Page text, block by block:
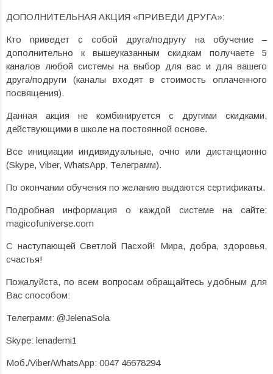
ДОПОЛНИТЕЛЬНАЯ АКЦИЯ «ПРИВЕДИ ДРУГА»:
Кто приведет с собой друга/подругу на обучение –
дополнительно к вышеуказанным скидкам получаете 5
каналов любой системы на выбор для вас и для вашего
друга/подруги (каналы входят в стоимость оплаченного
посвящения).
Данная акция не комбинируется с другими скидками,
действующими в школе на постоянной основе.
Все инициации индивидуальные, очно или дистанционно
(Skype, Viber, WhatsApp, Телеграмм).
По окончании обучения по желанию выдаются сертификаты.
Подробная информация о каждой системе на сайте:
magicofuniverse.com
С наступающей Светлой Пасхой! Мира, добра, здоровья,
счастья!
Пожалуйста, по всем вопросам обращайтесь удобным для
Вас способом:
Телеграмм: @JelenaSola
Skype: lenademi1
Моб./Viber/WhatsApp: 0047 46678294